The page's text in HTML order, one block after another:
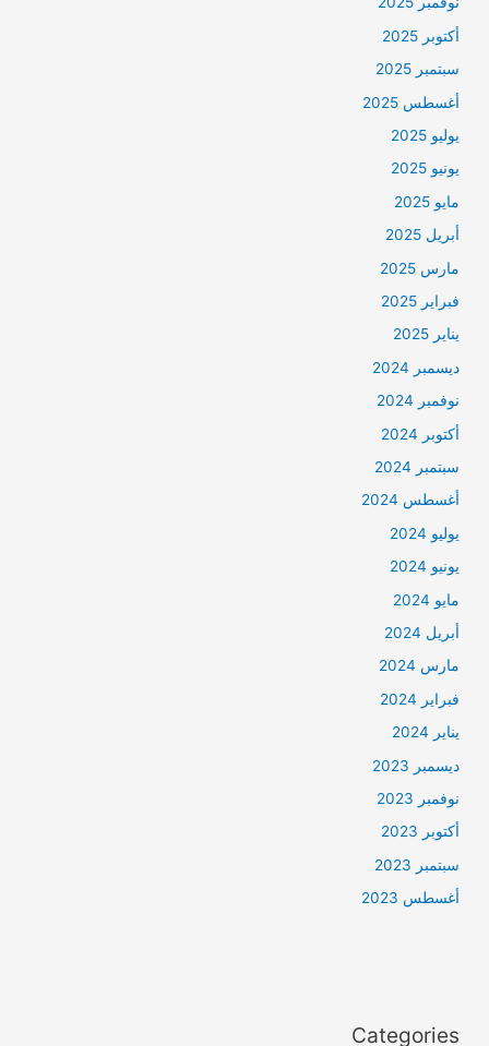
أكتوبر 2025
سبتمبر 2025
أغسطس 2025
يوليو 2025
يونيو 2025
مايو 2025
أبريل 2025
مارس 2025
فبراير 2025
يناير 2025
ديسمبر 2024
نوفمبر 2024
أكتوبر 2024
سبتمبر 2024
أغسطس 2024
يوليو 2024
يونيو 2024
مايو 2024
أبريل 2024
مارس 2024
فبراير 2024
يناير 2024
ديسمبر 2023
نوفمبر 2023
أكتوبر 2023
سبتمبر 2023
أغسطس 2023
Categories